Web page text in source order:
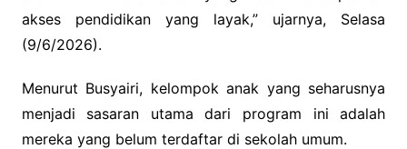
akses pendidikan yang layak,” ujarnya, Selasa
(9/6/2026).
Menurut Busyairi, kelompok anak yang seharusnya
menjadi sasaran utama dari program ini adalah
mereka yang belum terdaftar di sekolah umum.